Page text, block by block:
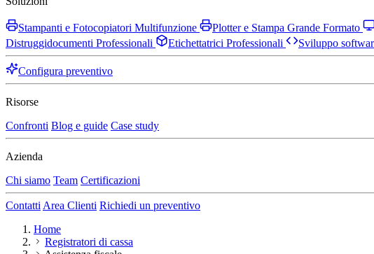
Stampanti e Fotocopiatori Multifunzione Plotter e Stampa Grande Formato
Distruggidocumenti Professionali
Etichettatrici Professionali Sviluppo
Configura preventivo
Risorse
Confronti Blog e guide Case study
Azienda
Chi siamo Team Certificazioni
Contatti Area Clienti Richiedi un preventivo
Home
Registratori di cassa